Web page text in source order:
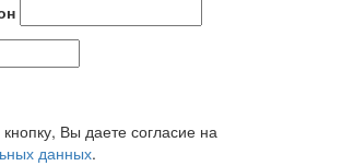
Вы даете согласие на
данных.